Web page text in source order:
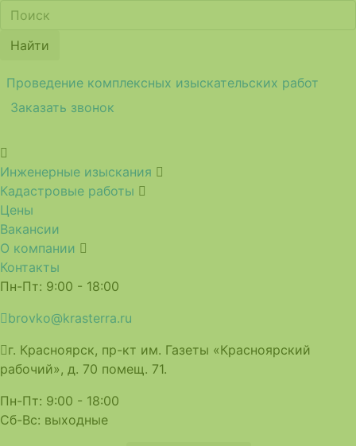
Найти
Проведение комплексных изыскательских работ
Заказать звонок
Инженерные изыскания
Кадастровые работы
Цены
Вакансии
О компании
Контакты
Пн-Пт: 9:00 - 18:00
brovko@krasterra.ru
г. Красноярск, пр-кт им. Газеты «Красноярский
рабочий», д. 70 помещ. 71.
Пн-Пт: 9:00 - 18:00
Сб-Вс: выходные